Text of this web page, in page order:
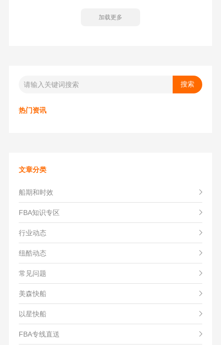
加载更多
热门资讯
文章分类
船期和时效
FBA知识专区
行业动态
纽酷动态
常见问题
美森快船
以星快船
FBA专线直送